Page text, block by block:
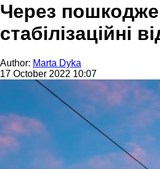
Через
стабілізаційні
Author: Marta Dyka
17 October 2022 10:07